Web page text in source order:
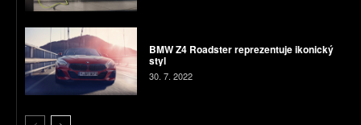
BMW Z4 Roadster reprezentuje ikonický
styl
30. 7. 2022